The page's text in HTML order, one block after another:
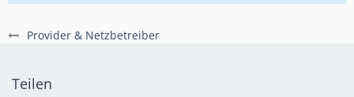
Provider & Netzbetreiber
Teilen